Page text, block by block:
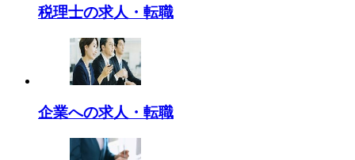
税理士の求人・転職
企業への求人・転職